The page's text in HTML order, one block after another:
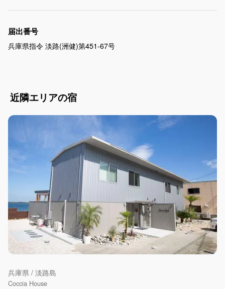
届出番号
兵庫県指令 淡路(洲健)第451-67号
近隣エリアの宿
兵庫県 / 淡路島
Coccia House